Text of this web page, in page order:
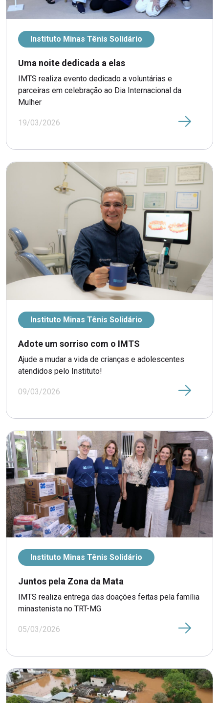
Instituto Minas Tênis Solidário
Uma noite dedicada a elas
IMTS realiza evento dedicado a voluntárias e
parceiras em celebração ao Dia Internacional da
Mulher
19/03/2026
Instituto Minas Tênis Solidário
Adote um sorriso com o IMTS
Ajude a mudar a vida de crianças e adolescentes
atendidos pelo Instituto!
09/03/2026
Instituto Minas Tênis Solidário
Juntos pela Zona da Mata
IMTS realiza entrega das doações feitas pela família
minastenista no TRT-MG
05/03/2026